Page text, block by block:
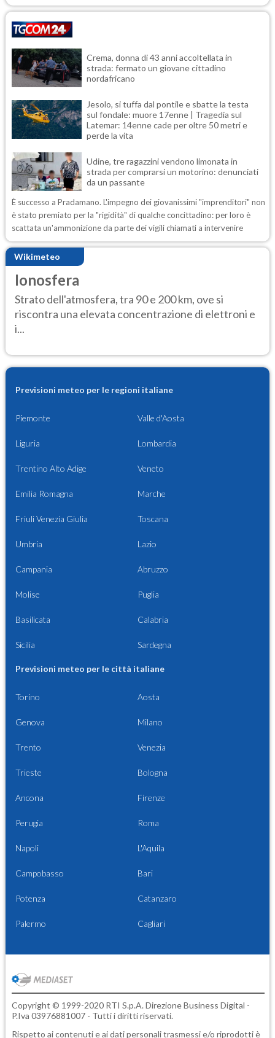
Crema, donna di 43 anni accoltellata in
strada: fermato un giovane cittadino
nordafricano
Jesolo, si tuffa dal pontile e sbatte la testa
sul fondale: muore 17enne | Tragedia sul
Latemar: 14enne cade per oltre 50 metri e
perde la vita
Udine, tre ragazzini vendono limonata in
strada per comprarsi un motorino: denunciati
da un passante
È successo a Pradamano. L'impegno dei giovanissimi "imprenditori" non
è stato premiato per la "rigidità" di qualche concittadino: per loro è
scattata un'ammonizione da parte dei vigili chiamati a intervenire
Wikimeteo
Ionosfera
Strato dell'atmosfera, tra 90 e 200 km, ove si
riscontra una elevata concentrazione di elettroni e
i...
Previsioni meteo per le regioni italiane
Piemonte Valle d'Aosta
Liguria Lombardia
Trentino Alto Adige Veneto
Emilia Romagna Marche
Friuli Venezia Giulia Toscana
Umbria Lazio
Campania Abruzzo
Molise Puglia
Basilicata Calabria
Sicilia Sardegna
Previsioni meteo per le città italiane
Torino Aosta
Genova Milano
Trento Venezia
Trieste Bologna
Ancona Firenze
Perugia Roma
Napoli L'Aquila
Campobasso Bari
Potenza Catanzaro
Palermo Cagliari
Copyright © 1999-2020 RTI S.p.A. Direzione Business Digital -
P.Iva 03976881007 - Tutti i diritti riservati.
Rispetto ai contenuti e ai dati personali trasmessi e/o riprodotti è